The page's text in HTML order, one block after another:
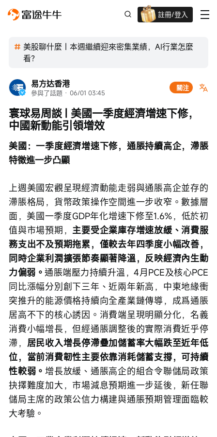
註冊/登入
迎新驚喜賞 股票/BTC等任你揀!
美股聊什麼｜本週繼續迎來密集業績，AI行業怎麼
看？
易方达香港
參與了話題 · 06/01 03:45
關注
寰球易周談 | 美國一季度經濟增速下修，
中國新動能引領增效
美國：一季度經濟增速下修，通脹持續高企，滯脹
特徵進一步凸顯
上週美國宏觀呈現經濟動能走弱與通脹高企並存的
滯脹格局，貨幣政策操作空間進一步收窄。數據層
面，美國一季度GDP年化增速下修至1.6%，低於初
值與市場預期， 主要受企業庫存增速放緩、消費服
務支出不及預期拖累，僅較去年四季度小幅改善，
同時企業利潤擴張節奏顯著降溫，反映經濟內生動
力偏弱。 通脹端壓力持續升溫，4月PCE及核心PCE
同比漲幅分別創下三年、近兩年新高，中東地緣衝
突推升的能源價格持續向全產業鏈傳導，成爲通脹
居高不下的核心誘因。消費端呈現明顯分化，名義
消費小幅增長，但經通脹調整後的實際消費近乎停
滯， 居民收入增長停滯疊加儲蓄率大幅跌至近年低
位，當前消費韌性主要依靠消耗儲蓄支撐，可持續
性較弱。增長放緩、通脹高企的組合令聯儲局政策
抉擇難度加大，市場減息預期進一步延後，新任聯
儲局主席的政策公信力構建與通脹預期管理面臨較
大考驗。